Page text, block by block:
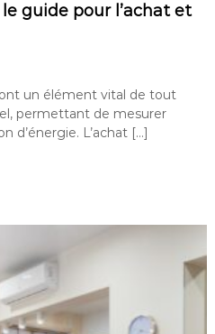
guide pour l’achat et
un élément vital de tout
permettant de mesurer
d’énergie. L’achat […]